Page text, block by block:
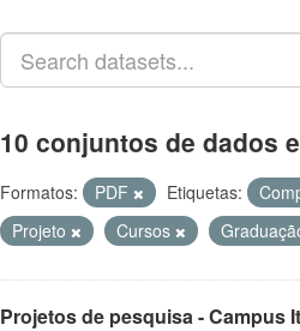
10 conjuntos de dados
Formatos: PDF Etiquetas:
Projeto
Cursos
Projetos de pesquisa - Campus